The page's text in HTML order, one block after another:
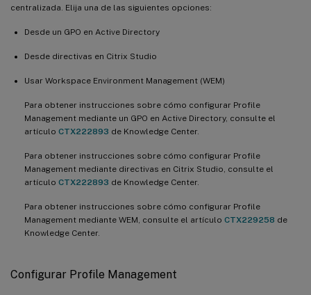
centralizada. Elija una de las siguientes opciones:
Desde un GPO en Active Directory
Desde directivas en Citrix Studio
Usar Workspace Environment Management (WEM)
Para obtener instrucciones sobre cómo configurar Profile
Management mediante un GPO en Active Directory, consulte el
artículo CTX222893 de Knowledge Center.
Para obtener instrucciones sobre cómo configurar Profile
Management mediante directivas en Citrix Studio, consulte el
artículo CTX222893 de Knowledge Center.
Para obtener instrucciones sobre cómo configurar Profile
Management mediante WEM, consulte el artículo CTX229258 de
Knowledge Center.
Configurar Profile Management